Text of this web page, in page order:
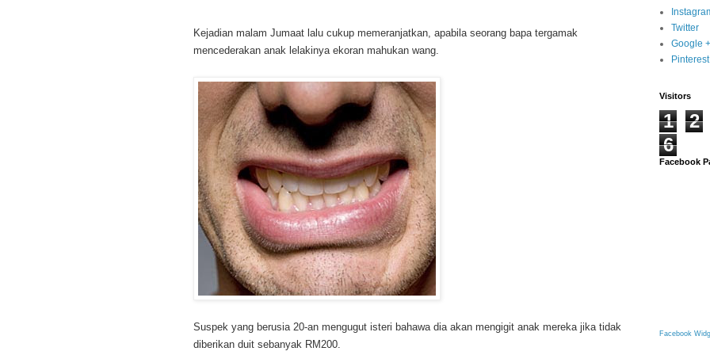
Kejadian malam Jumaat lalu cukup memeranjatkan, apabila seorang bapa tergamak
mencederakan anak lelakinya ekoran mahukan wang.
Suspek yang berusia 20-an mengugut isteri bahawa dia akan mengigit anak mereka jika tidak
diberikan duit sebanyak RM200.
Twitter
Google +
Pinterest
Visitors
1 2
6
Facebook
Facebook